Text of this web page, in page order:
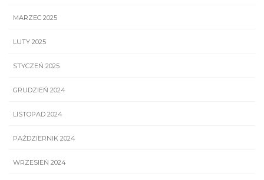
MARZEC 2025
LUTY 2025
STYCZEŃ 2025
GRUDZIEŃ 2024
LISTOPAD 2024
PAŹDZIERNIK 2024
WRZESIEŃ 2024